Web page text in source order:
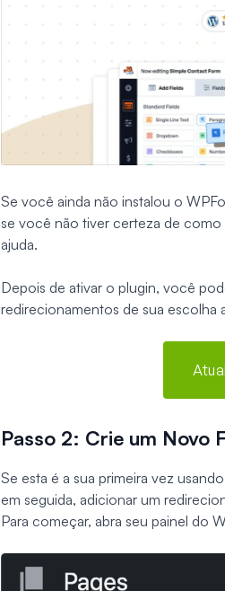
Se você ainda não instalou o
se você não tiver certeza de
ajuda.
Depois de ativar o plugin, você
redirecionamentos de sua escolha
Passo 2: Crie um Novo
Se esta é a sua primeira vez
em seguida, adicionar um
Para começar, abra seu painel do